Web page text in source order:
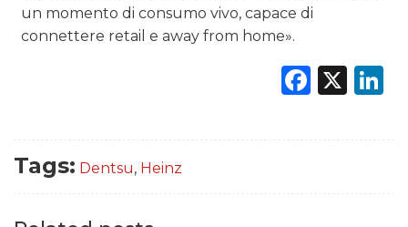
un momento di consumo vivo, capace di
connettere retail e away from home».
X
Tags: Dentsu, Heinz